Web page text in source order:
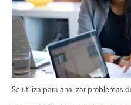
Se utiliza para analizar problemas